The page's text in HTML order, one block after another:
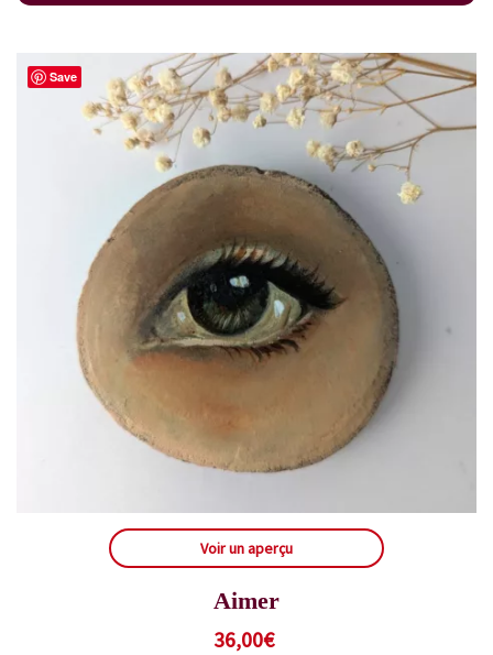
Save
Voir un aperçu
Aimer
36,00€